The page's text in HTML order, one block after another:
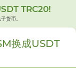
TRC20!
货币。
换成USDT